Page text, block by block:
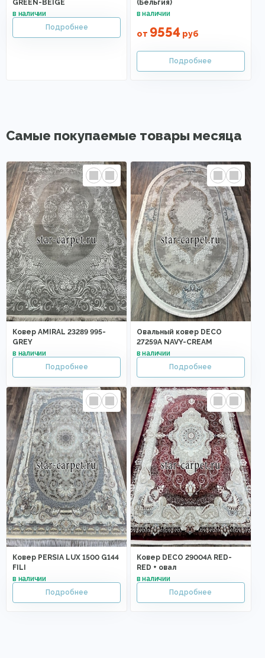
GREEN-BEIGE (Бельгия)
от 9554руб
Самые покупаемые товары месяца
Ковер AMIRAL 23289 995-
GREY
Овальный ковер DECO
27259A NAVY-CREAM
Ковер PERSIA LUX 1500 G144
FILI
Ковер DECO 29004A RED-
RED + овал